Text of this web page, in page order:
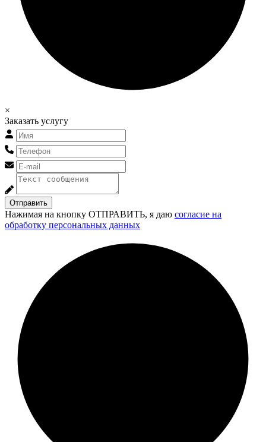
×
Заказать услугу
Отправить
Нажимая на кнопку ОТПРАВИТЬ, я даю согласие на
обработку персональных данных